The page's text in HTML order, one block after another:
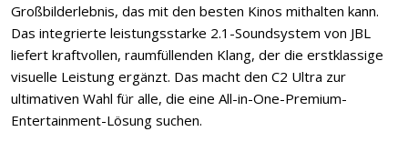
Großbilderlebnis, das mit den besten Kinos mithalten kann.
Das integrierte leistungsstarke 2.1-Soundsystem von JBL
liefert kraftvollen, raumfüllenden Klang, der die erstklassige
visuelle Leistung ergänzt. Das macht den C2 Ultra zur
ultimativen Wahl für alle, die eine All-in-One-Premium-
Entertainment-Lösung suchen.